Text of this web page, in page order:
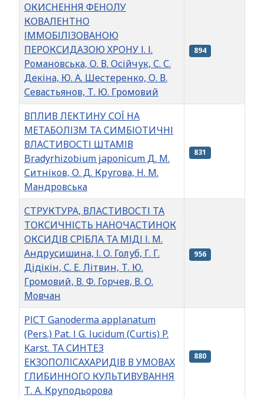
ОКИСНЕННЯ ФЕНОЛУ
КОВАЛЕНТНО
ІММОБІЛІЗОВАНОЮ
ПЕРОКСИДАЗОЮ ХРОНУ І. І.
Романовська, О. В. Осійчук, С. С.
Декіна, Ю. А. Шестеренко, О. В.
Севастьянов, Т. Ю. Громовий
894
ВПЛИВ ЛЕКТИНУ СОЇ НА
МЕТАБОЛІЗМ ТА СИМБІОТИЧНІ
ВЛАСТИВОСТІ ШТАМІВ
Bradyrhizobium japonicum Д. М.
Ситніков, О. Д. Кругова, Н. М.
Мандровська
831
СТРУКТУРА, ВЛАСТИВОСТІ ТА
ТОКСИЧНІСТЬ НАНОЧАСТИНОК
ОКСИДІВ СРІБЛА ТА МІДІ І. М.
Андрусишина, І. О. Голуб, Г. Г.
Дідікін, С. Е. Літвин, Т. Ю.
Громовий, В. Ф. Горчев, В. О.
Мовчан
956
РІСТ Ganoderma applanatum
(Pers.) Pat. І G. lucidum (Curtis) P.
Karst. ТА СИНТЕЗ
ЕКЗОПОЛІСАХАРИДІВ В УМОВАХ
ГЛИБИННОГО КУЛЬТИВУВАННЯ
Т. А. Круподьорова
880